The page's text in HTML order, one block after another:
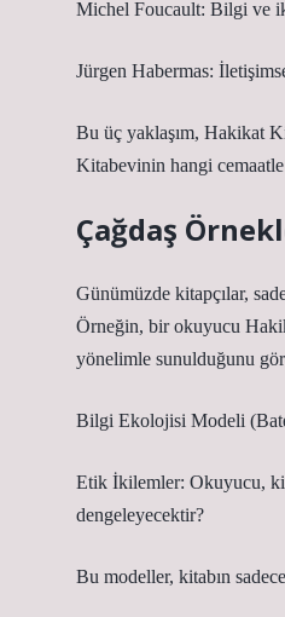
Michel Foucault: Bilgi ve
Jürgen Habermas:
Bu üç yaklaşım, Hakikat
Kitabevinin hangi
Çağdaş
Günümüzde kitapçılar,
Örneğin, bir okuyucu
yönelimle sunulduğunu
Bilgi Ekolojisi Modeli
Etik İkilemler: Okuyucu,
dengeleyecektir?
Bu modeller, kitabın